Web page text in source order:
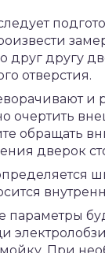
друг другу
отверстия.
и
очертить
обращать
дверок
параметры